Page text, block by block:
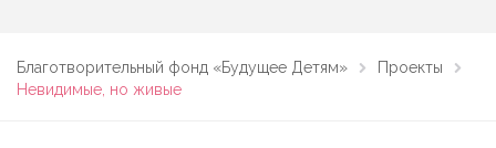
Благотворительный фонд «Будущее Детям»
Проекты
Невидимые, но живые